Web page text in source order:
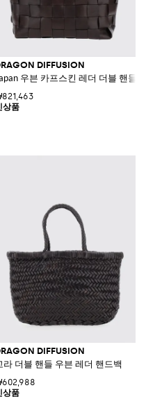
레이드 핸들
DIFFUSION
우븐 카프스킨 레더 더블 핸들
백
DIFFUSION
라 더블 핸들 우븐 레더 핸드백